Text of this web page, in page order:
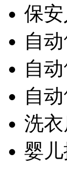
保
自
自
自
洗
婴